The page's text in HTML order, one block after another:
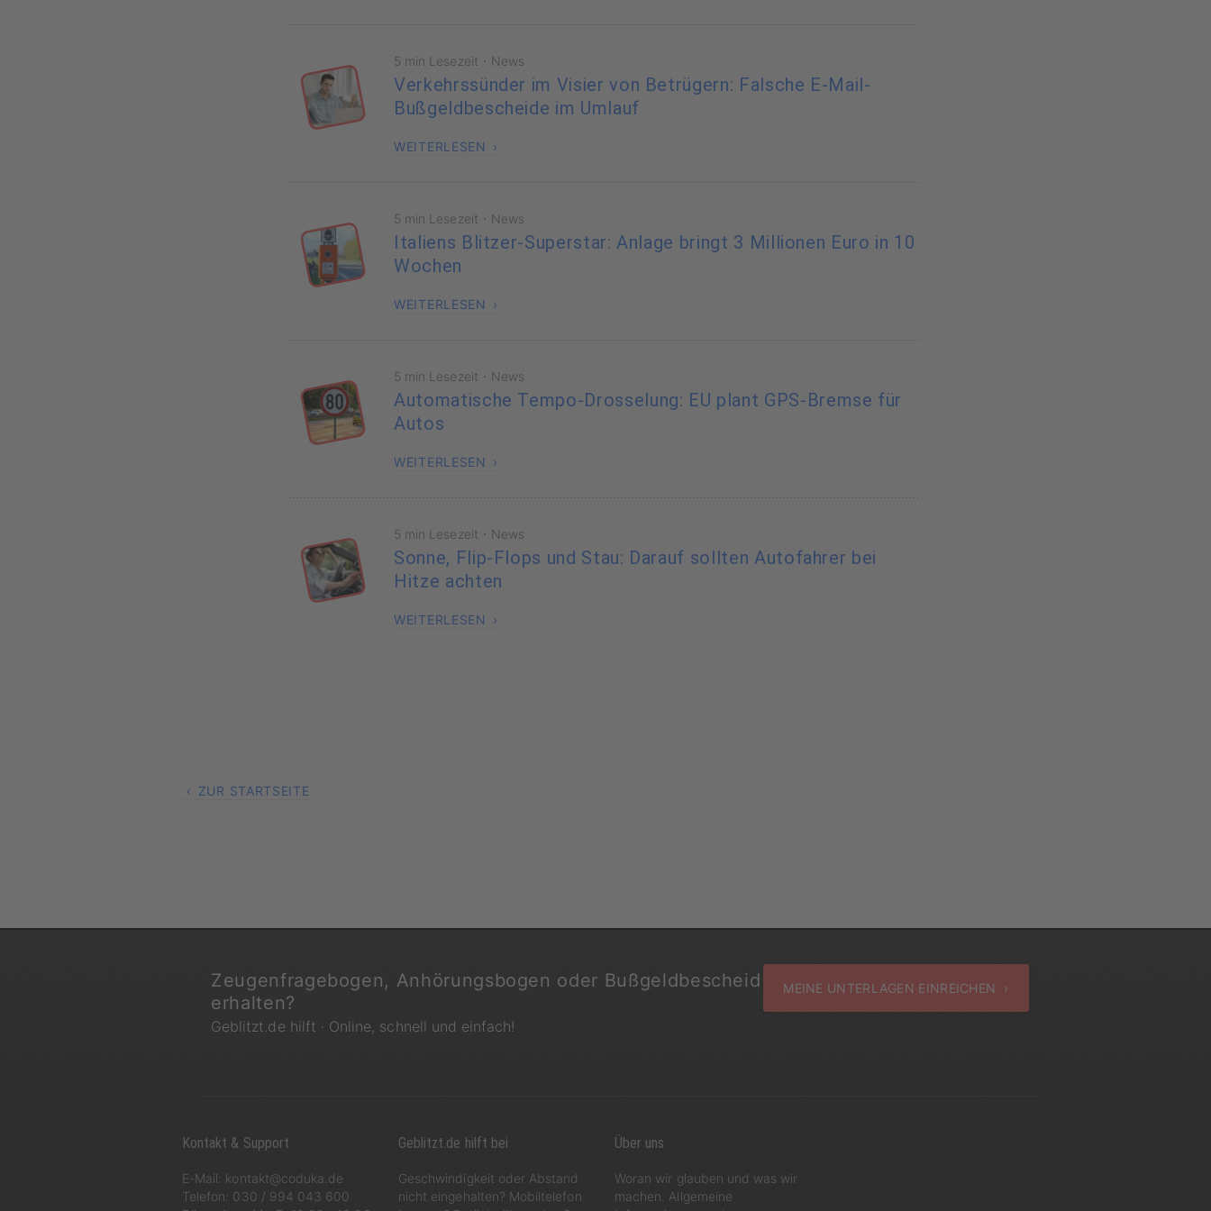
5 min Lesezeit · News
Verkehrssünder im Visier von Betrügern: Falsche E-Mail-
Bußgeldbescheide im Umlauf
WEITERLESEN
5 min Lesezeit · News
Italiens Blitzer-Superstar: Anlage bringt 3 Millionen Euro in 10
Wochen
WEITERLESEN
5 min Lesezeit · News
Automatische Tempo-Drosselung: EU plant GPS-Bremse für
Autos
WEITERLESEN
5 min Lesezeit · News
Sonne, Flip-Flops und Stau: Darauf sollten Autofahrer bei
Hitze achten
WEITERLESEN
ZUR STARTSEITE
MEINE UNTERLAGEN EINREICHEN ›
Zeugenfragebogen, Anhörungsbogen oder Bußgeldbescheid
erhalten?
Geblitzt.de hilft · Online, schnell und einfach!
Kontakt & Support
E-Mail: kontakt@coduka.de
Telefon: 030 / 994 043 600
Geblitzt.de hilft bei
Geschwindigkeit oder Abstand
nicht eingehalten? Mobiltelefon
Über uns
Woran wir glauben und was wir
machen. Allgemeine